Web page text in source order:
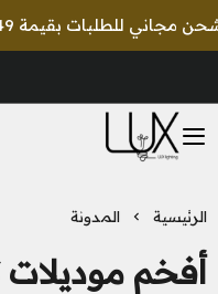
LUX Lighting
الرئيسية المدونة
أفخم